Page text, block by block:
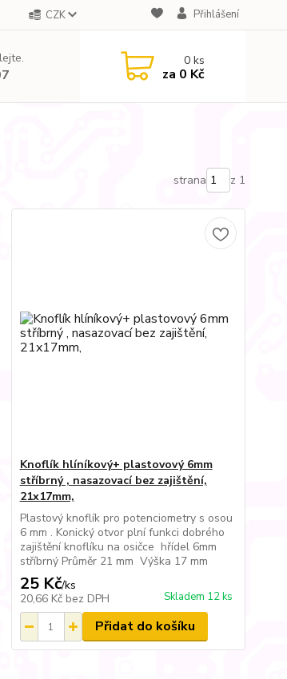
CZK Přihlášení
0ks
za 0 Kč
strana z 1
Knoflík hlíníkový+ plastovový 6mm
stříbrný , nasazovací bez zajištění,
21x17mm,
Plastový knoflík pro potenciometry s osou
6 mm . Konický otvor plní funkci dobrého
zajištění knoflíku na osičce hřídel 6mm
stříbrný Průměr 21 mm Výška 17 mm
25 Kč/ks
20,66 Kč bez DPH Skladem 12 ks
Přidat do košíku